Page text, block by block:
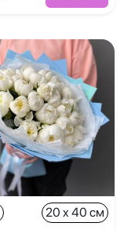
20 x 40 см